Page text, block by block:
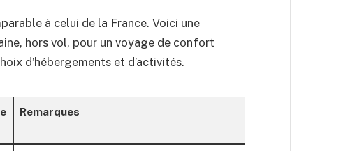
à celui de la France. Voici une
hors vol, pour un voyage de confort
d’hébergements et d’activités.
Remarques